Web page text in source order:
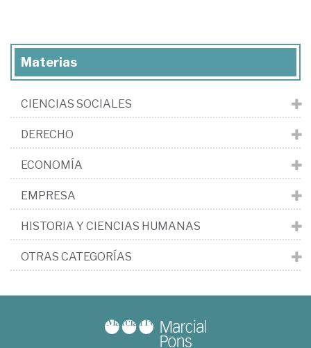
Materias
CIENCIAS SOCIALES
DERECHO
ECONOMÍA
EMPRESA
HISTORIA Y CIENCIAS HUMANAS
OTRAS CATEGORÍAS